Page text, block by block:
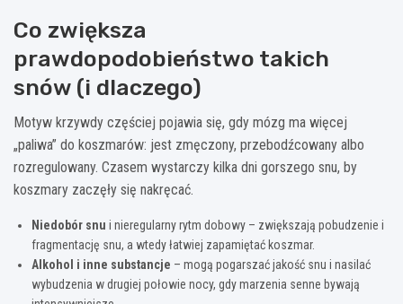
Co zwiększa
prawdopodobieństwo takich
snów (i dlaczego)
Motyw krzywdy częściej pojawia się, gdy mózg ma więcej
„paliwa” do koszmarów: jest zmęczony, przebodźcowany albo
rozregulowany. Czasem wystarczy kilka dni gorszego snu, by
koszmary zaczęły się nakręcać.
Niedobór snu i nieregularny rytm dobowy – zwiększają pobudzenie i
fragmentację snu, a wtedy łatwiej zapamiętać koszmar.
Alkohol i inne substancje – mogą pogarszać jakość snu i nasilać
wybudzenia w drugiej połowie nocy, gdy marzenia senne bywają